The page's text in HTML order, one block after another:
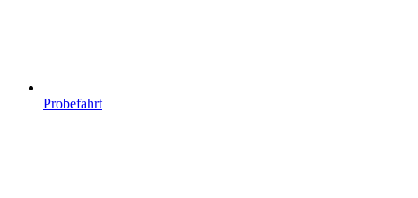
Probefahrt